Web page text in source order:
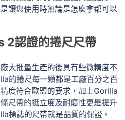
讓您使用時無論是怎麼拿都可以
2認證的捲尺尺帶
大批量生產的後具有些微精度不
的捲尺每一顆都是工廠百分之百
度符合歐盟的要求，加上Gorilla
尺帶的挺立度及耐磨性更是提升
標誌的尺帶就是品質的保證。